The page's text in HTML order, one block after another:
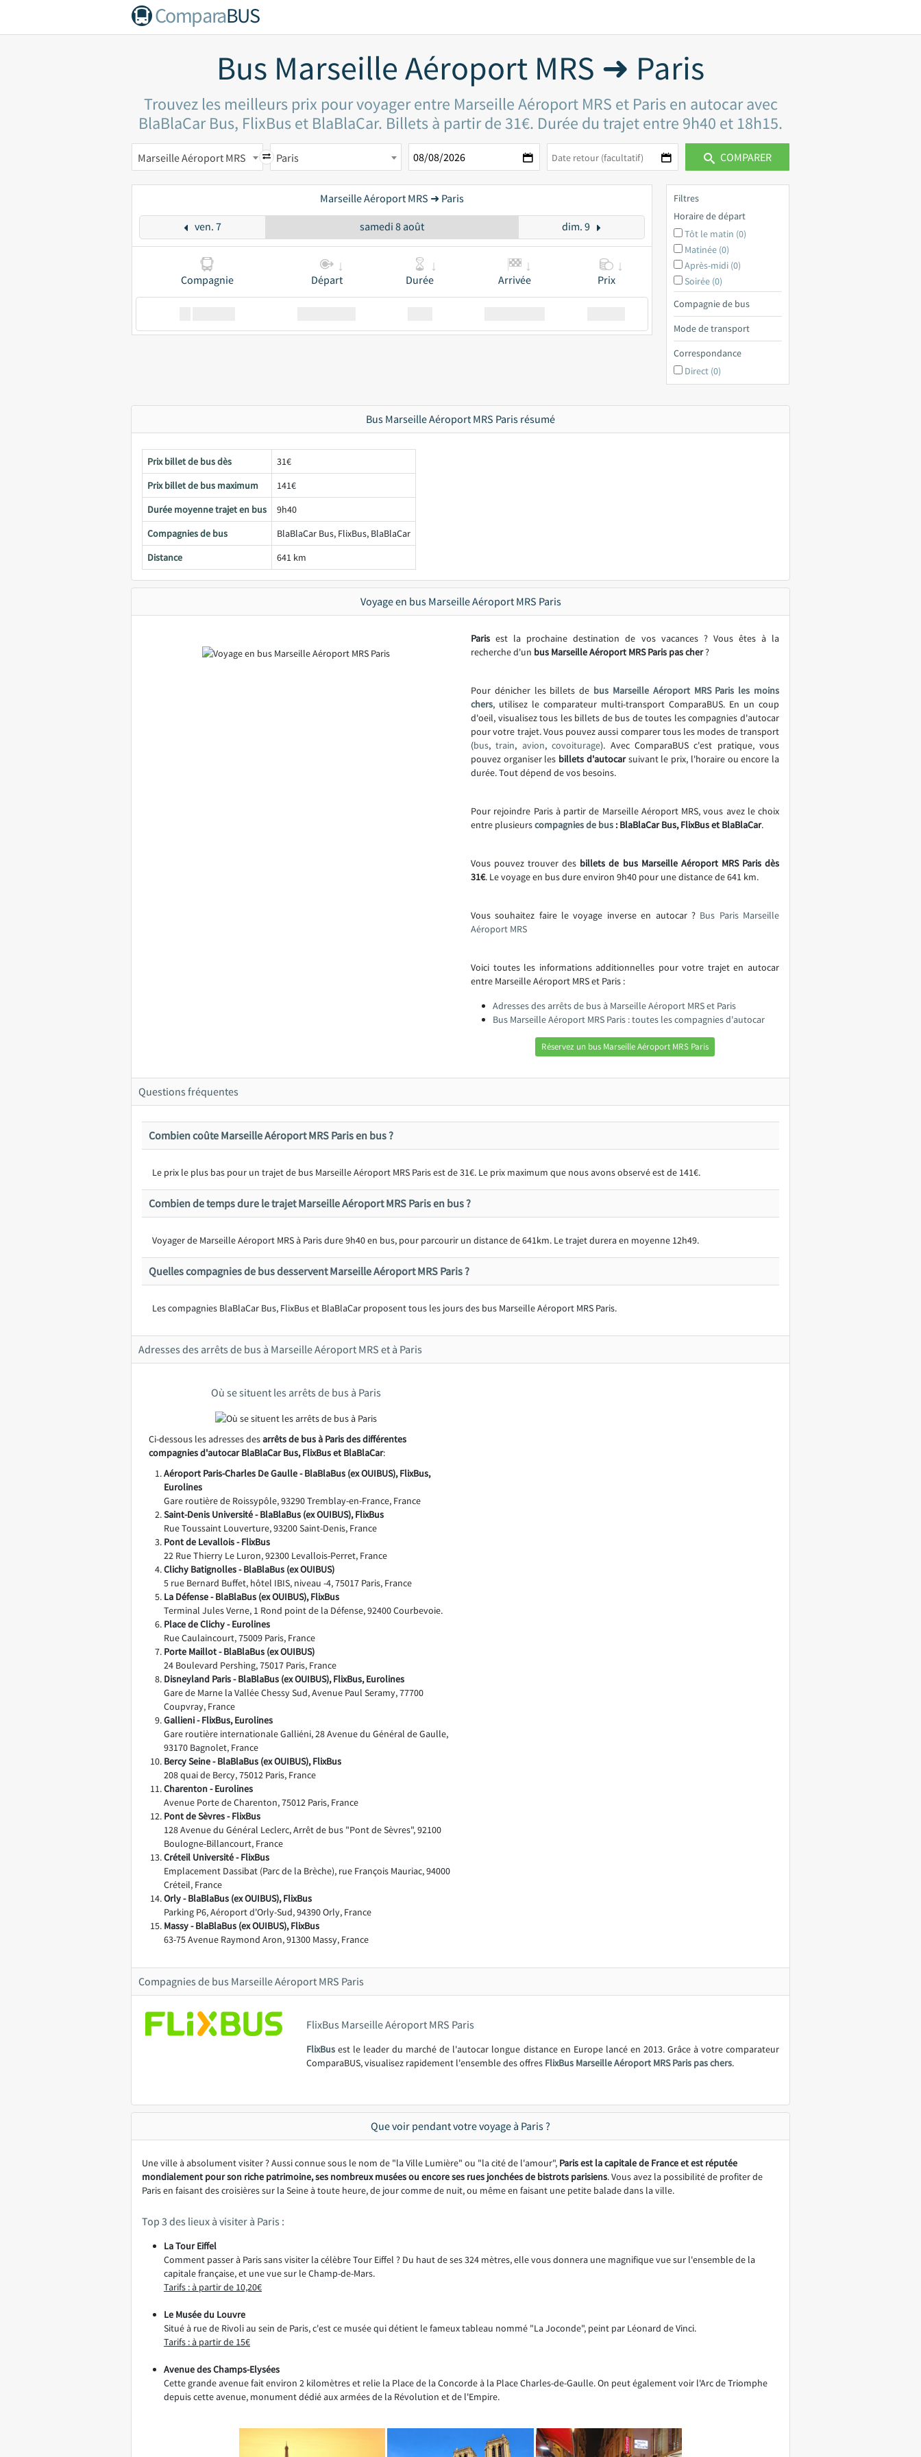
ComparaBUS
Bus Marseille Aéroport MRS ➜ Paris
Trouvez les meilleurs prix pour voyager entre Marseille Aéroport MRS et Paris en autocar avec
BlaBlaCar Bus, FlixBus et BlaBlaCar. Billets à partir de 31€. Durée du trajet entre 9h40 et 18h15.
Marseille Aéroport MRS Paris COMPARER
Marseille Aéroport MRS ➜ Paris
ven. 7 samedi 8 août dim. 9
Compagnie Départ Durée Arrivée Prix
Filtres
Horaire de départ
Tôt le matin (0)
Matinée (0)
Après-midi (0)
Soirée (0)
Compagnie de bus
Mode de transport
Correspondance
Direct (0)
Bus Marseille Aéroport MRS Paris résumé
Prix billet de bus dès
31€
Prix billet de bus maximum
141€
Durée moyenne trajet en bus
9h40
Compagnies de bus
BlaBlaCar Bus, FlixBus, BlaBlaCar
Distance
641 km
Voyage en bus Marseille Aéroport MRS Paris
Paris est la prochaine destination de vos vacances ? Vous êtes à la
recherche d'un bus Marseille Aéroport MRS Paris pas cher?
Pour dénicher les billets de bus Marseille Aéroport MRS Paris les moins
chers, utilisez le comparateur multi-transport ComparaBUS. En un coup
d'oeil, visualisez tous les billets de bus de toutes les compagnies d'autocar
pour votre trajet. Vous pouvez aussi comparer tous les modes de transport
(bus,train, avion,covoiturage). Avec ComparaBUS c'est pratique, vous
pouvez organiser les billets d'autocarsuivant le prix, l'horaire ou encore la
durée. Tout dépend de vos besoins.
Pour rejoindre Paris à partir de Marseille Aéroport MRS, vous avez le choix
entre plusieurscompagnies de bus : BlaBlaCar Bus, FlixBus et BlaBlaCar.
Vous pouvez trouver des billets de bus Marseille Aéroport MRS Paris dès
31€. Le voyage en bus dure environ 9h40 pour une distance de 641 km.
Vous souhaitez faire le voyage inverse en autocar ? Bus Paris Marseille
Aéroport MRS
Voici toutes les informations additionnelles pour votre trajet en autocar
entre Marseille Aéroport MRS et Paris :
Adresses des arrêts de bus à Marseille Aéroport MRS et Paris
Bus Marseille Aéroport MRS Paris : toutes les compagnies d'autocar
Réservez un bus Marseille Aéroport MRS Paris
Questions fréquentes
Combien coûte Marseille Aéroport MRS Paris en bus ?
Le prix le plus bas pour un trajet de bus Marseille Aéroport MRS Paris est de 31€. Le prix maximum que nous avons observé est de 141€.
Combien de temps dure le trajet Marseille Aéroport MRS Paris en bus ?
Voyager de Marseille Aéroport MRS à Paris dure 9h40 en bus, pour parcourir un distance de 641km. Le trajet durera en moyenne 12h49.
Quelles compagnies de bus desservent Marseille Aéroport MRS Paris ?
Les compagnies BlaBlaCar Bus, FlixBus et BlaBlaCar proposent tous les jours des bus Marseille Aéroport MRS Paris.
Adresses des arrêts de bus à Marseille Aéroport MRS et à Paris
Où se situent les arrêts de bus à Paris
Ci-dessous les adresses desarrêts de bus à Paris des différentes
compagnies d'autocar BlaBlaCar Bus, FlixBus et BlaBlaCar:
Aéroport Paris-Charles De Gaulle - BlaBlaBus (ex OUIBUS), FlixBus,
Eurolines
Gare routière de Roissypôle, 93290 Tremblay-en-France, France
Saint-Denis Université - BlaBlaBus (ex OUIBUS), FlixBus
Rue Toussaint Louverture, 93200 Saint-Denis, France
Pont de Levallois - FlixBus
22 Rue Thierry Le Luron, 92300 Levallois-Perret, France
Clichy Batignolles - BlaBlaBus (ex OUIBUS)
5 rue Bernard Buffet, hôtel IBIS, niveau -4, 75017 Paris, France
La Défense - BlaBlaBus (ex OUIBUS), FlixBus
Terminal Jules Verne, 1 Rond point de la Défense, 92400 Courbevoie.
Place de Clichy - Eurolines
Rue Caulaincourt, 75009 Paris, France
Porte Maillot - BlaBlaBus (ex OUIBUS)
24 Boulevard Pershing, 75017 Paris, France
Disneyland Paris - BlaBlaBus (ex OUIBUS), FlixBus, Eurolines
Gare de Marne la Vallée Chessy Sud, Avenue Paul Seramy, 77700
Coupvray, France
Gallieni - FlixBus, Eurolines
Gare routière internationale Galliéni, 28 Avenue du Général de Gaulle,
93170 Bagnolet, France
Bercy Seine - BlaBlaBus (ex OUIBUS), FlixBus
208 quai de Bercy, 75012 Paris, France
Charenton - Eurolines
Avenue Porte de Charenton, 75012 Paris, France
Pont de Sèvres - FlixBus
128 Avenue du Général Leclerc, Arrêt de bus "Pont de Sèvres", 92100
Boulogne-Billancourt, France
Créteil Université - FlixBus
Emplacement Dassibat (Parc de la Brèche), rue François Mauriac, 94000
Créteil, France
Orly - BlaBlaBus (ex OUIBUS), FlixBus
Parking P6, Aéroport d'Orly-Sud, 94390 Orly, France
Massy - BlaBlaBus (ex OUIBUS), FlixBus
63-75 Avenue Raymond Aron, 91300 Massy, France
Compagnies de bus Marseille Aéroport MRS Paris
FlixBus Marseille Aéroport MRS Paris
FlixBus est le leader du marché de l'autocar longue distance en Europe lancé en 2013. Grâce à votre comparateur
ComparaBUS, visualisez rapidement l'ensemble des offres FlixBus Marseille Aéroport MRS Paris pas chers.
Que voir pendant votre voyage à Paris ?
Une ville à absolument visiter ? Aussi connue sous le nom de "la Ville Lumière" ou "la cité de l'amour", Paris est la capitale de France et est réputée
mondialement pour son riche patrimoine, ses nombreux musées ou encore ses rues jonchées de bistrots parisiens. Vous avez la possibilité de profiter de
Paris en faisant des croisières sur la Seine à toute heure, de jour comme de nuit, ou même en faisant une petite balade dans la ville.
Top 3 des lieux à visiter à Paris :
La Tour Eiffel
Comment passer à Paris sans visiter la célèbre Tour Eiffel ? Du haut de ses 324 mètres, elle vous donnera une magnifique vue sur l'ensemble de la
capitale française, et une vue sur le Champ-de-Mars.
Tarifs : à partir de 10,20€
Le Musée du Louvre
Situé à rue de Rivoli au sein de Paris, c'est ce musée qui détient le fameux tableau nommé "La Joconde", peint par Léonard de Vinci.
Tarifs : à partir de 15€
Avenue des Champs-Elysées
Cette grande avenue fait environ 2 kilomètres et relie la Place de la Concorde à la Place Charles-de-Gaulle. On peut également voir l'Arc de Triomphe
depuis cette avenue, monument dédié aux armées de la Révolution et de l'Empire.